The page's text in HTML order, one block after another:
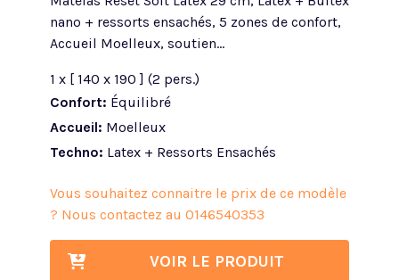
nano + ressorts ensachés, 5 zones de confort,
Accueil Moelleux, soutien...
1 x [ 140 x 190 ] (2 pers.)
Confort: Équilibré
Accueil: Moelleux
Techno: Latex + Ressorts Ensachés
Vous souhaitez connaitre le prix de ce modèle
? Nous contactez au 0146540353
VOIR LE PRODUIT